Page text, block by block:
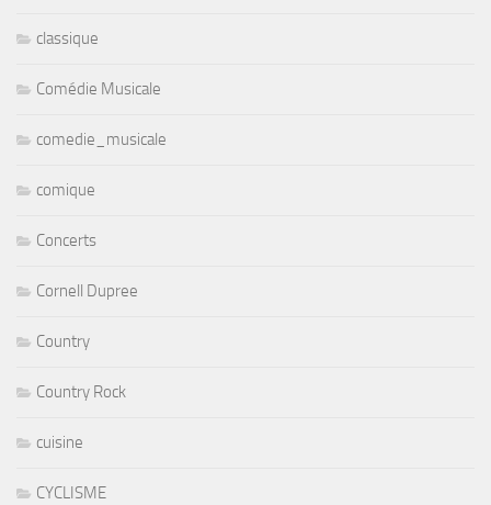
classique
Comédie Musicale
comedie_musicale
comique
Concerts
Cornell Dupree
Country
Country Rock
cuisine
CYCLISME